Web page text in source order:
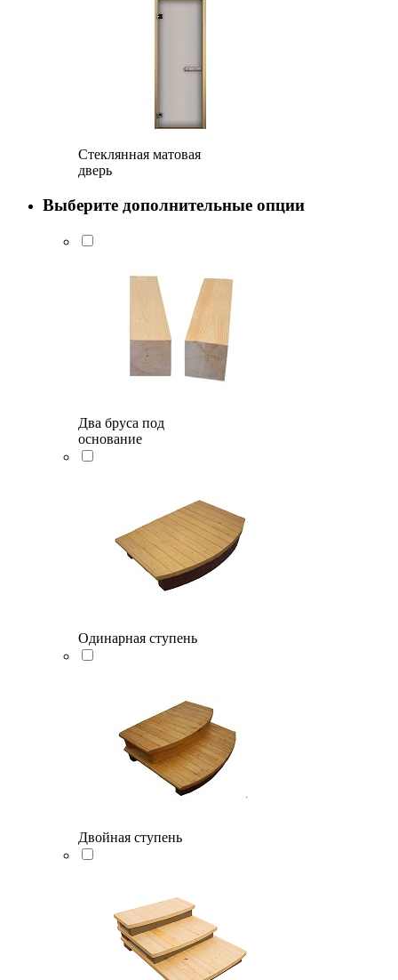
Стеклянная матовая
дверь
Выберите дополнительные опции
Два бруса под
основание
Одинарная ступень
Двойная ступень